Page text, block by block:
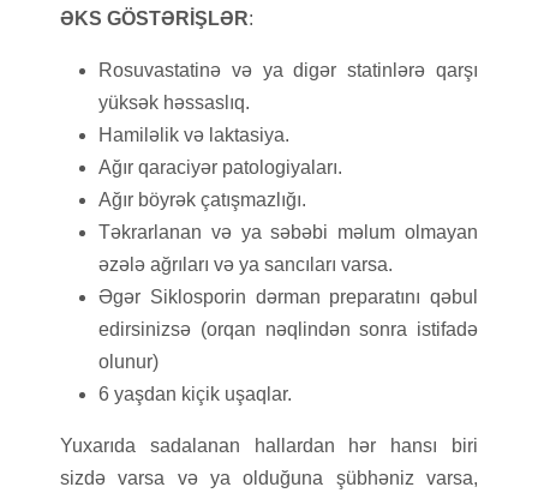
ƏKS GÖSTƏRİŞLƏR:
Rosuvastatinə və ya digər statinlərə qarşı
yüksək həssaslıq.
Hamiləlik və laktasiya.
Ağır qaraciyər patologiyaları.
Ağır böyrək çatışmazlığı.
Təkrarlanan və ya səbəbi məlum olmayan
əzələ ağrıları və ya sancıları varsa.
Əgər Siklosporin dərman preparatını qəbul
edirsinizsə (orqan nəqlindən sonra istifadə
olunur)
6 yaşdan kiçik uşaqlar.
Yuxarıda sadalanan hallardan hər hansı biri
sizdə varsa və ya olduğuna şübhəniz varsa,